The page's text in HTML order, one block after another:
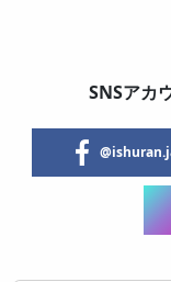
SNSアカ